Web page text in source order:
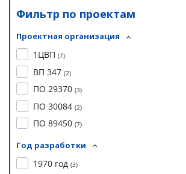
Фильтр по проектам
Проектная организация
1ЦВП (7)
ВП 347 (2)
ПО 29370 (3)
ПО 30084 (2)
ПО 89450 (7)
Год разработки
1970 год (3)